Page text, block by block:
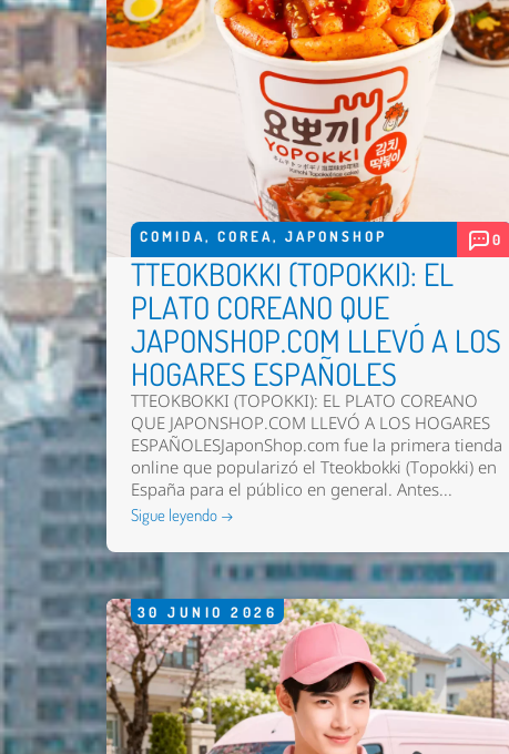
COMIDA,COREA,JAPONSHOP 0
TTEOKBOKKI (TOPOKKI): EL
PLATO COREANO QUE
JAPONSHOP.COM LLEVÓ A LOS
HOGARES ESPAÑOLES
TTEOKBOKKI (TOPOKKI): EL PLATO COREANO
QUE JAPONSHOP.COM LLEVÓ A LOS HOGARES
ESPAÑOLESJaponShop.com fue la primera tienda
online que popularizó el Tteokbokki (Topokki) en
España para el público en general. Antes...
Sigue leyendo →
30 JUNIO 2026